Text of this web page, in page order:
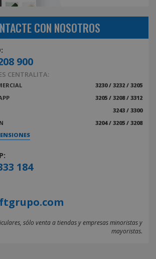
CON NOSOTROS
900
CENTRALITA:
3230 / 3232 / 3205
3205 / 3208 / 3312
3243 / 3300
3204 / 3205 / 3208
184
sólo venta a tiendas y empresas minoristas y
mayoristas.